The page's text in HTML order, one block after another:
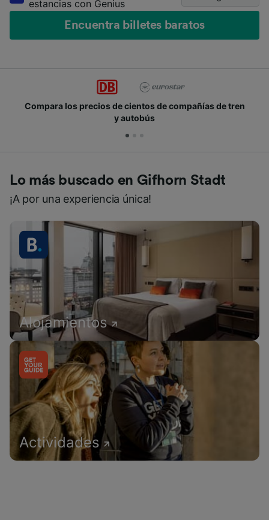
estancias con Genius
Encuentra billetes baratos
de tren
Únete a los millones de personas
Lo más buscado en Gifhorn Stadt
¡A por una experiencia única!
Alojamientos
Actividades